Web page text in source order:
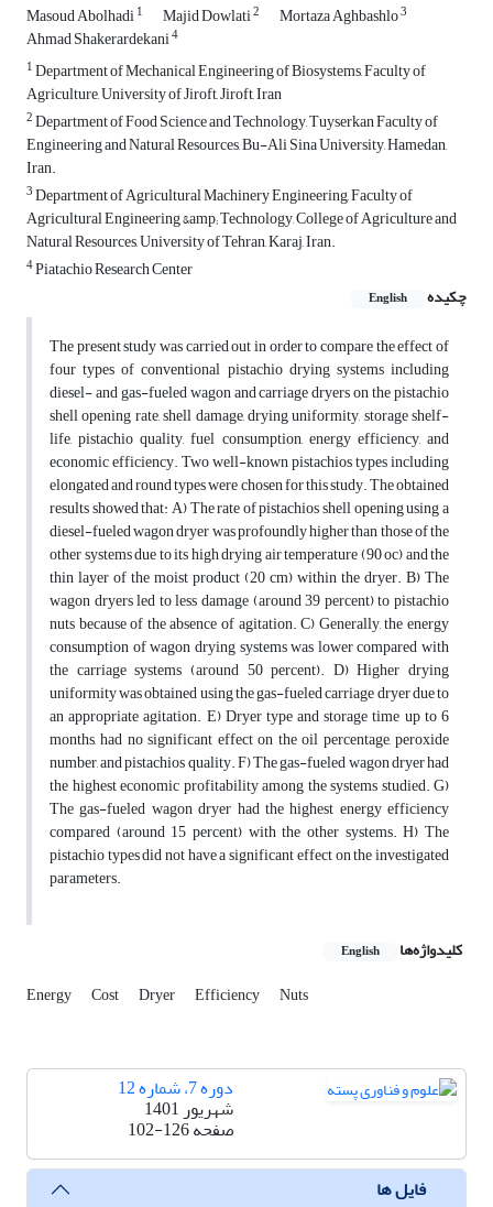
Masoud Abolhadi1 Majid Dowlati2 Mortaza Aghbashlo3
Ahmad Shakerardekani4
1Department of Mechanical Engineering of Biosystems, Faculty of
Agriculture, University of Jiroft, Jiroft, Iran
2Department of Food Science and Technology, Tuyserkan Faculty of
Engineering and Natural Resources, Bu-Ali Sina University, Hamedan,
Iran.
3Department of Agricultural Machinery Engineering, Faculty of
Agricultural Engineering &amp; Technology, College of Agriculture and
Natural Resources, University of Tehran, Karaj, Iran.
4Piatachio Research Center
چکیده
English
The present study was carried out in order to compare the effect of
four types of conventional pistachio drying systems including
diesel- and gas-fueled wagon and carriage dryers on the pistachio
shell opening rate, shell damage, drying uniformity, storage shelf-
life, pistachio quality, fuel consumption, energy efficiency, and
economic efficiency. Two well-known pistachios types including
elongated and round types were chosen for this study. The obtained
results showed that: A) The rate of pistachios shell opening using a
diesel-fueled wagon dryer was profoundly higher than those of the
other systems due to its high drying air temperature (90 oc) and the
thin layer of the moist product (20 cm) within the dryer. B) The
wagon dryers led to less damage (around 39 percent) to pistachio
nuts because of the absence of agitation. C) Generally, the energy
consumption of wagon drying systems was lower compared with
the carriage systems (around 50 percent). D) Higher drying
uniformity was obtained using the gas-fueled carriage dryer due to
an appropriate agitation. E) Dryer type and storage time up to 6
months, had no significant effect on the oil percentage, peroxide
number, and pistachios quality. F) The gas-fueled wagon dryer had
the highest economic profitability among the systems studied. G)
The gas-fueled wagon dryer had the highest energy efficiency
compared (around 15 percent) with the other systems. H) The
pistachio types did not have a significant effect on the investigated
parameters.
کلیدواژه‌ها English
Energy Cost Dryer Efficiency Nuts
دوره 7، شماره 12
شهریور 1401
صفحه102-126
فایل ها